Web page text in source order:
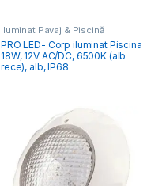
Iluminat Pavaj & Piscină
PRO LED- Corp iluminat Piscina
18W, 12V AC/DC, 6500K (alb
rece), alb, IP68